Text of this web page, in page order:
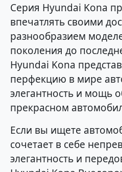
Серия Hyundai Kona
впечатлять своими
разнообразием
поколения до
Hyundai Kona
перфекцию в мире
элегантность и мощь
прекрасном
Если вы ищете
сочетает в себе
элегантность и